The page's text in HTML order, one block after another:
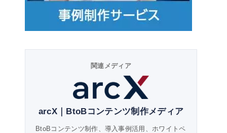
関連メディア
arcX｜BtoBコンテンツ制作メディア
BtoBコンテンツ制作、導入事例活用、ホワイトペ